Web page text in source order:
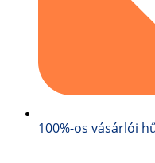
100%-os vásárlói